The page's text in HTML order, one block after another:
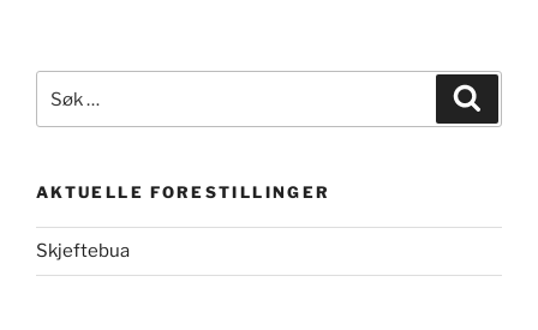
etter:
AKTUELLE FORESTILLINGER
Skjeftebua